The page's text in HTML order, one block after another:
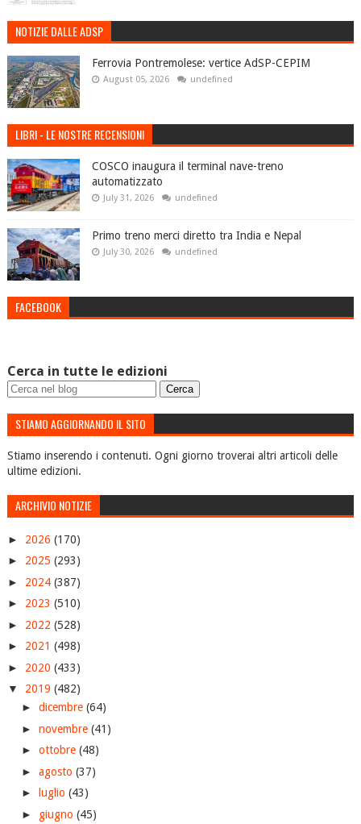
NOTIZIE DALLE ADSP
Ferrovia Pontremolese: vertice AdSP-CEPIM
August 05, 2026 undefined
LIBRI - LE NOSTRE RECENSIONI
COSCO inaugura il terminal nave-treno
automatizzato
July 31, 2026 undefined
Primo treno merci diretto tra India e Nepal
July 30, 2026 undefined
FACEBOOK
Cerca in tutte le edizioni
STIAMO AGGIORNANDO IL SITO
Stiamo inserendo i contenuti. Ogni giorno troverai altri articoli delle
ultime edizioni.
ARCHIVIO NOTIZIE
► 2026 (170)
► 2025 (293)
► 2024 (387)
► 2023 (510)
► 2022 (528)
► 2021 (498)
► 2020 (433)
▼ 2019 (482)
► dicembre (64)
► novembre (41)
► ottobre (48)
► agosto (37)
►
luglio (43)
► giugno (45)